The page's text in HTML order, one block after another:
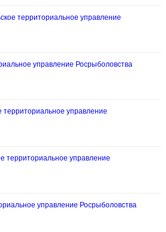
территориальное управление
управление Росрыболовства
управление
территориальное управление
управление Росрыболовства